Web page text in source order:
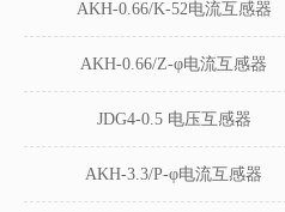
AKH-0.66/K-52电流互感器
AKH-0.66/Z-φ电流互感器
JDG4-0.5 电压互感器
AKH-3.3/P-φ电流互感器